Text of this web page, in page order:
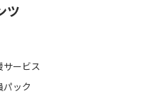
ツ
サービス
パック